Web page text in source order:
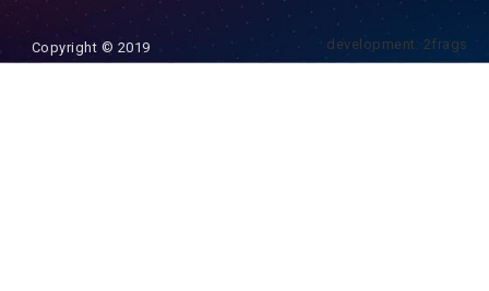
Copyright © 2019 development: 2frags